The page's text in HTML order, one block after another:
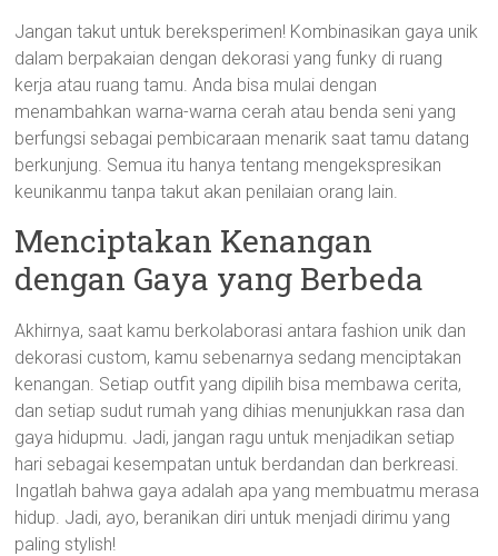
Jangan takut untuk bereksperimen! Kombinasikan gaya unik
dalam berpakaian dengan dekorasi yang funky di ruang
kerja atau ruang tamu. Anda bisa mulai dengan
menambahkan warna-warna cerah atau benda seni yang
berfungsi sebagai pembicaraan menarik saat tamu datang
berkunjung. Semua itu hanya tentang mengekspresikan
keunikanmu tanpa takut akan penilaian orang lain.
Menciptakan Kenangan
dengan Gaya yang Berbeda
Akhirnya, saat kamu berkolaborasi antara fashion unik dan
dekorasi custom, kamu sebenarnya sedang menciptakan
kenangan. Setiap outfit yang dipilih bisa membawa cerita,
dan setiap sudut rumah yang dihias menunjukkan rasa dan
gaya hidupmu. Jadi, jangan ragu untuk menjadikan setiap
hari sebagai kesempatan untuk berdandan dan berkreasi.
Ingatlah bahwa gaya adalah apa yang membuatmu merasa
hidup. Jadi, ayo, beranikan diri untuk menjadi dirimu yang
paling stylish!